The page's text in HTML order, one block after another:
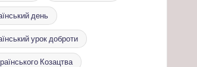
день
урок доброти
Козацтва